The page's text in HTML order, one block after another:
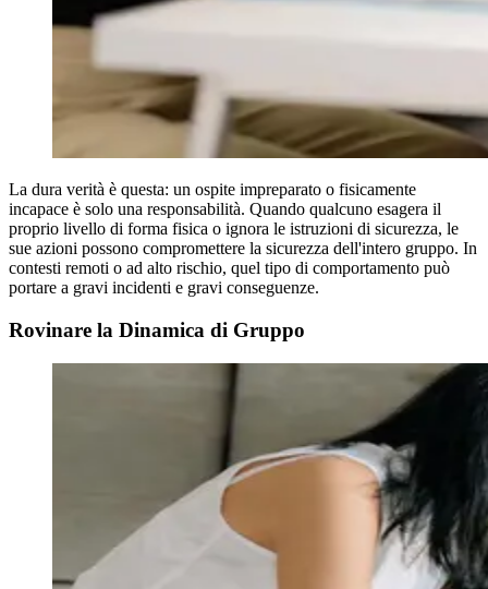
La dura verità è questa: un ospite impreparato o fisicamente
incapace è solo una responsabilità. Quando qualcuno esagera il
proprio livello di forma fisica o ignora le istruzioni di sicurezza, le
sue azioni possono compromettere la sicurezza dell'intero gruppo. In
contesti remoti o ad alto rischio, quel tipo di comportamento può
portare a gravi incidenti e gravi conseguenze.
Rovinare la Dinamica di Gruppo